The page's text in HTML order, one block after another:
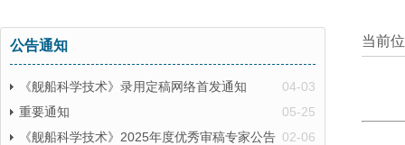
公告通知
04-03
《舰船科学技术》录用定稿网络首发通知
05-25
重要通知
02-06
《舰船科学技术》2025年度优秀审稿专家公告
当前